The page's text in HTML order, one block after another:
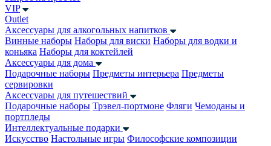
VIP
Outlet
Аксессуары для алкогольных напитков
Винные наборы Наборы для виски Наборы для водки и
коньяка Наборы для коктейлей
Аксессуары для дома
Подарочные наборы Предметы интерьера Предметы
сервировки
Аксессуары для путешествий
Подарочные наборы Трэвел-портмоне Фляги Чемоданы и
портпледы
Интеллектуальные подарки
Искусство Настольные игры Философские композиции